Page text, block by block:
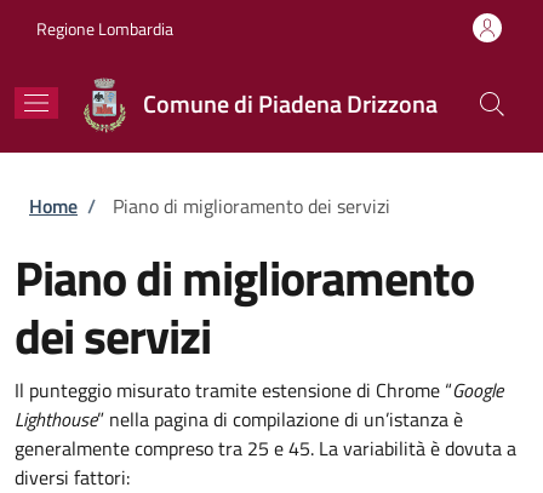
Regione Lombardia
Comune di Piadena Drizzona
Briciole di pane
Home / Piano di miglioramento dei servizi
Piano di miglioramento
dei servizi
Il punteggio misurato tramite estensione di Chrome “Google
Lighthouse” nella pagina di compilazione di un’istanza è
generalmente compreso tra 25 e 45. La variabilità è dovuta a
diversi fattori: